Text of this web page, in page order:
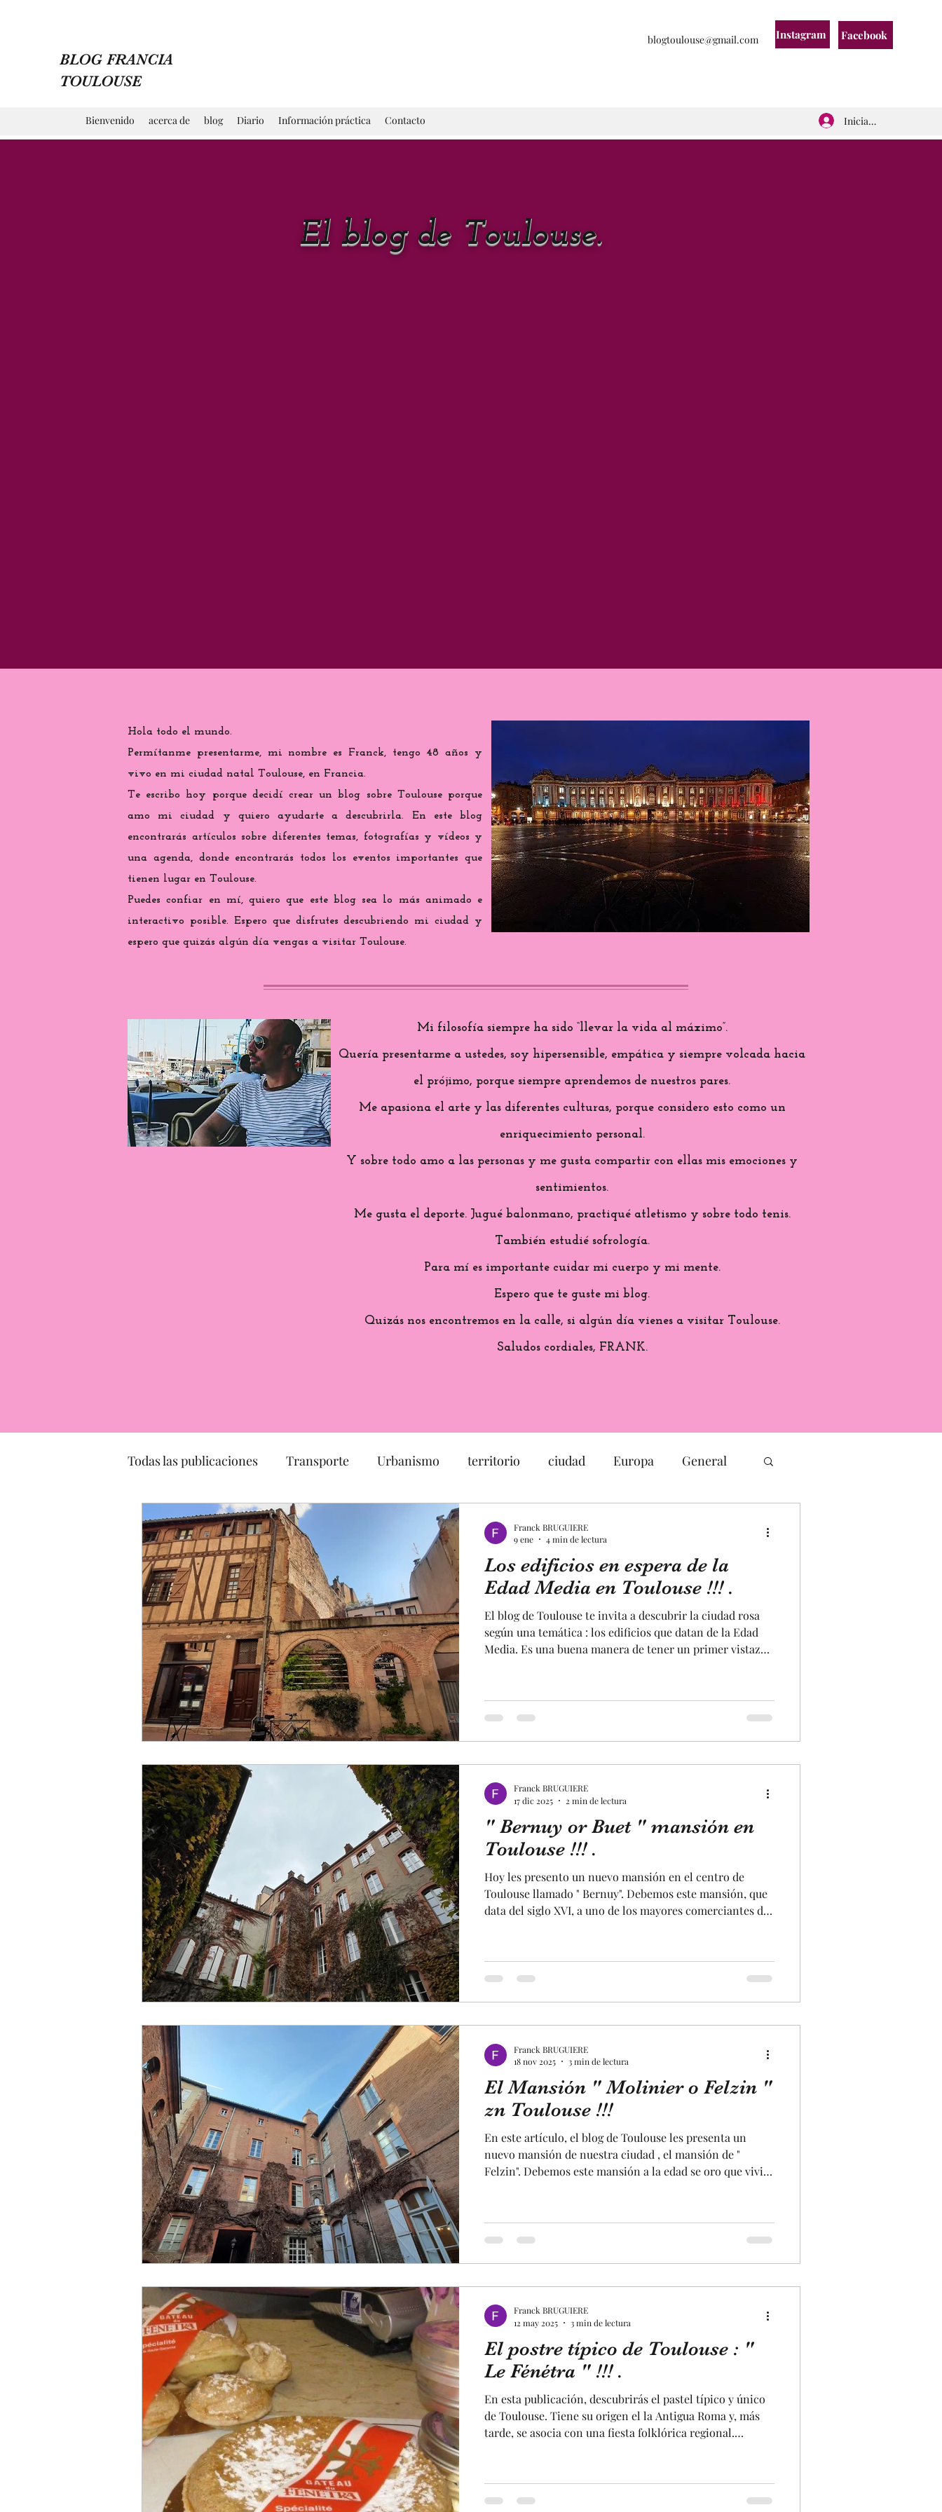
BLOG FRANCIA
TOULOUSE
blogtoulouse@gmail.com Instagram Facebook
Bienvenido acerca de blog Diario Información práctica Contacto Iniciar sesión
El blog de Toulouse.
Hola todo el mundo.
Permítanme presentarme, mi nombre es Franck, tengo 48 años y
vivo en mi ciudad natal Toulouse, en Francia.
Te escribo hoy porque decidí crear un blog sobre Toulouse porque
amo mi ciudad y quiero ayudarte a descubrirla. En este blog
encontrarás artículos sobre diferentes temas, fotografías y vídeos y
una agenda, donde encontrarás todos los eventos importantes que
tienen lugar en Toulouse.
Puedes confiar en mí, quiero que este blog sea lo más animado e
interactivo posible. Espero que disfrutes descubriendo mi ciudad y
espero que quizás algún día vengas a visitar Toulouse.
Mi filosofía siempre ha sido “llevar la vida al máximo”.
Quería presentarme a ustedes, soy hipersensible, empática y siempre volcada hacia
el prójimo, porque siempre aprendemos de nuestros pares.
Me apasiona el arte y las diferentes culturas, porque considero esto como un
enriquecimiento personal.
Y sobre todo amo a las personas y me gusta compartir con ellas mis emociones y
sentimientos.
Me gusta el deporte. Jugué balonmano, practiqué atletismo y sobre todo tenis.
También estudié sofrología.
Para mí es importante cuidar mi cuerpo y mi mente.
Espero que te guste mi blog.
Quizás nos encontremos en la calle, si algún día vienes a visitar Toulouse.
Saludos cordiales, FRANK.
Todas las publicaciones Transporte Urbanismo territorio ciudad Europa General
Transporte turismo Francia
Restaurante Gastronomia Estado terraza viajar vacaciones
espectaculo escultura estatua concierto maquina patrimonio artesano
artesania creador historia
Los edificios en espera de la
Edad Media en Toulouse !!! .
El blog de Toulouse te invita a descubrir la ciudad rosa
según una temática : los edificios que datan de la Edad
Media. Es una buena manera de tener un primer vistazo
edificios de la Edad Media. Edificios rico más ricos que
presentan en su fachada ladrillos, piedras o decoraciones
Franck BRUGUIERE
9 ene
4 min de lectura
" Bernuy or Buet " mansión en
Toulouse !!! .
Hoy les presento un nuevo mansión en el centro de
Toulouse llamado " Bernuy". Debemos este mansión, que
data del siglo XVI, a uno de los mayores comerciantes de
otras cosas, de curiosidades realmente notables.
Primero, un magnífico portal monumental y, encima una
Franck BRUGUIERE
17 dic 2025
2 min de lectura
El Mansión " Molinier o Felzin "
zn Toulouse !!!
En este artículo, el blog de Toulouse les presenta un
nuevo mansión de nuestra ciudad , el mansión de "
Felzin". Debemos este mansión a la edad se oro que vivió
primer lugar, un majestuoso portal esculpido en pierda
blanca e incrustado con mármol de Pirineos, que es uno
Franck BRUGUIERE
18 nov 2025
3 min de lectura
El postre típico de Toulouse : "
Le Fénétra " !!! .
En esta publicación, descubrirás el pastel típico y único
de Toulouse. Tiene su origen el la Antigua Roma y, más
tarde, se asocia con una fiesta folklórica regional.
convirtió en un pastel de viaje. Si algue vez vienes a
Toulouse, podrás venir a degustar este pastel en la
Franck BRUGUIERE
12 may 2025
3 min de lectura